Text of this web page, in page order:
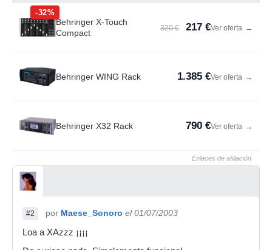
-32%
Behringer X-Touch
Compact
320 € 217 €Ver oferta →
Behringer WING Rack 1.385 €Ver oferta →
Behringer X32 Rack 790 €Ver oferta →
Enlaces de afiliación
#2 por Maese_Sonoro el 01/07/2003
Loa a XAzzz ¡¡¡¡